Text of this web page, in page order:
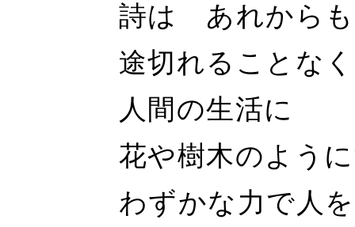
詩は あれから
途切れること
人間の生活に
花や樹木のよう
わずかな力で人